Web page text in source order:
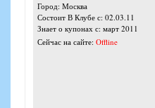
Город: Москва
Состоит В Клубе с: 02.03.11
Знает о купонах с: март 2011
Сейчас на сайте: Offline